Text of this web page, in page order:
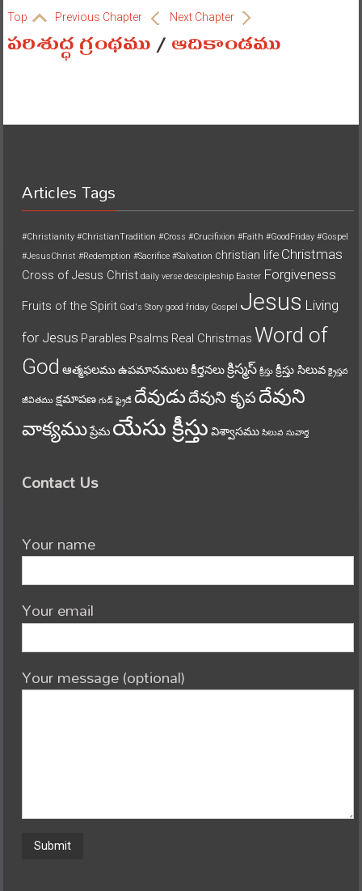
Top Previous Chapter Next Chapter
పరిశుద్ధ గ్రంథము/ఆదికాండము
Articles Tags
#Christianity #ChristianTradition #Cross #Crucifixion #Faith #GoodFriday #Gospel
#JesusChrist #Redemption #Sacrifice #Salvation christian life Christmas
Cross of Jesus Christ daily verse descipleship Easter Forgiveness
Fruits of the Spirit God's Story good friday Gospel Jesus Living
for Jesus Parables Psalms Real Christmas Word of
God ఆత్మఫలముఉపమానములుకీర్తనలుక్రిస్మస్ క్రీస్తు క్రీస్తు సిలువ క్రైస్తవ
జీవితము క్షమాపణ గుడ్ ఫ్రైడే దేవుడుదేవుని కృపదేవుని
వాక్యముప్రేమ యేసు క్రీస్తు విశ్వాసము సిలువ సువార్త
Contact Us
Your name
Your email
Your message (optional)